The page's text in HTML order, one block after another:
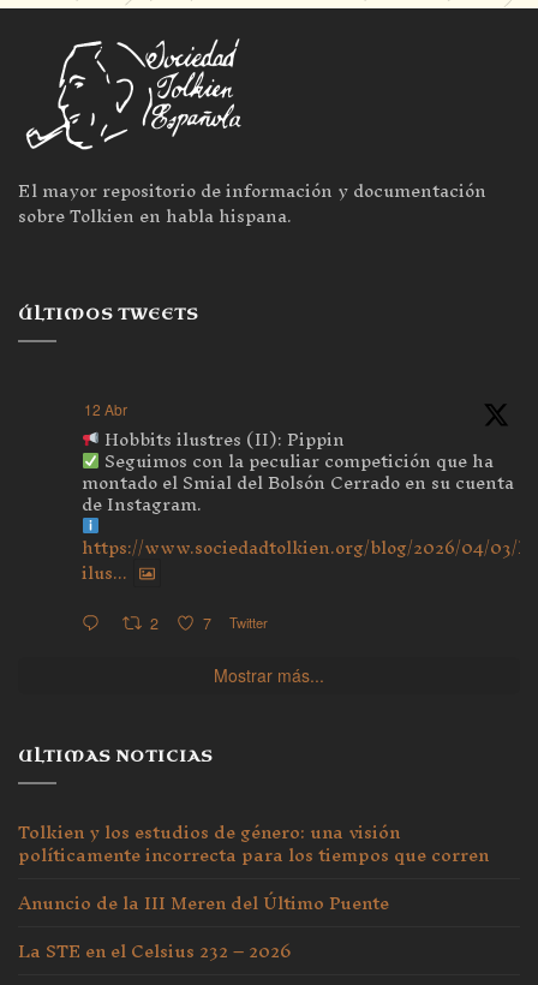
El mayor repositorio de información y documentación
sobre Tolkien en habla hispana.
ÚLTIMOS TWEETS
12 Abr
Hobbits ilustres (II): Pippin
Seguimos con la peculiar competición que ha
montado el Smial del Bolsón Cerrado en su cuenta
de Instagram.
https://www.sociedadtolkien.org/blog/2026/04/03/
ilus...
2 7 Twitter
Mostrar más...
ULTIMAS NOTICIAS
Tolkien y los estudios de género: una visión
políticamente incorrecta para los tiempos que corren
Anuncio de la III Meren del Último Puente
La STE en el Celsius 232 – 2026